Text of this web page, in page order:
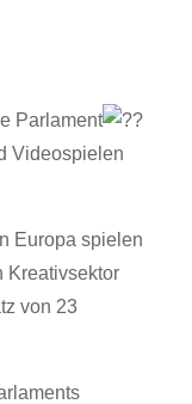
Parlament
Videospielen
Europa spielen
Kreativsektor
von 23